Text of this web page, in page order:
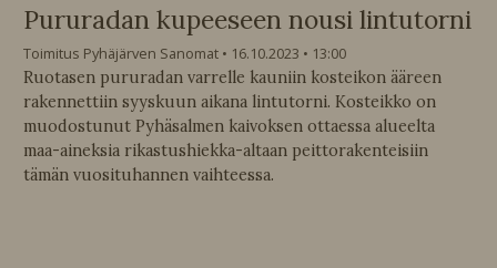
Pururadan kupeeseen nousi lintutorni
Toimitus Pyhäjärven Sanomat 16.10.2023
13:00
Ruotasen pururadan varrelle kauniin kosteikon ääreen
rakennettiin syyskuun aikana lintutorni. Kosteikko on
muodostunut Pyhäsalmen kaivoksen ottaessa alueelta
maa-aineksia rikastushiekka-altaan peittorakenteisiin
tämän vuosituhannen vaihteessa.